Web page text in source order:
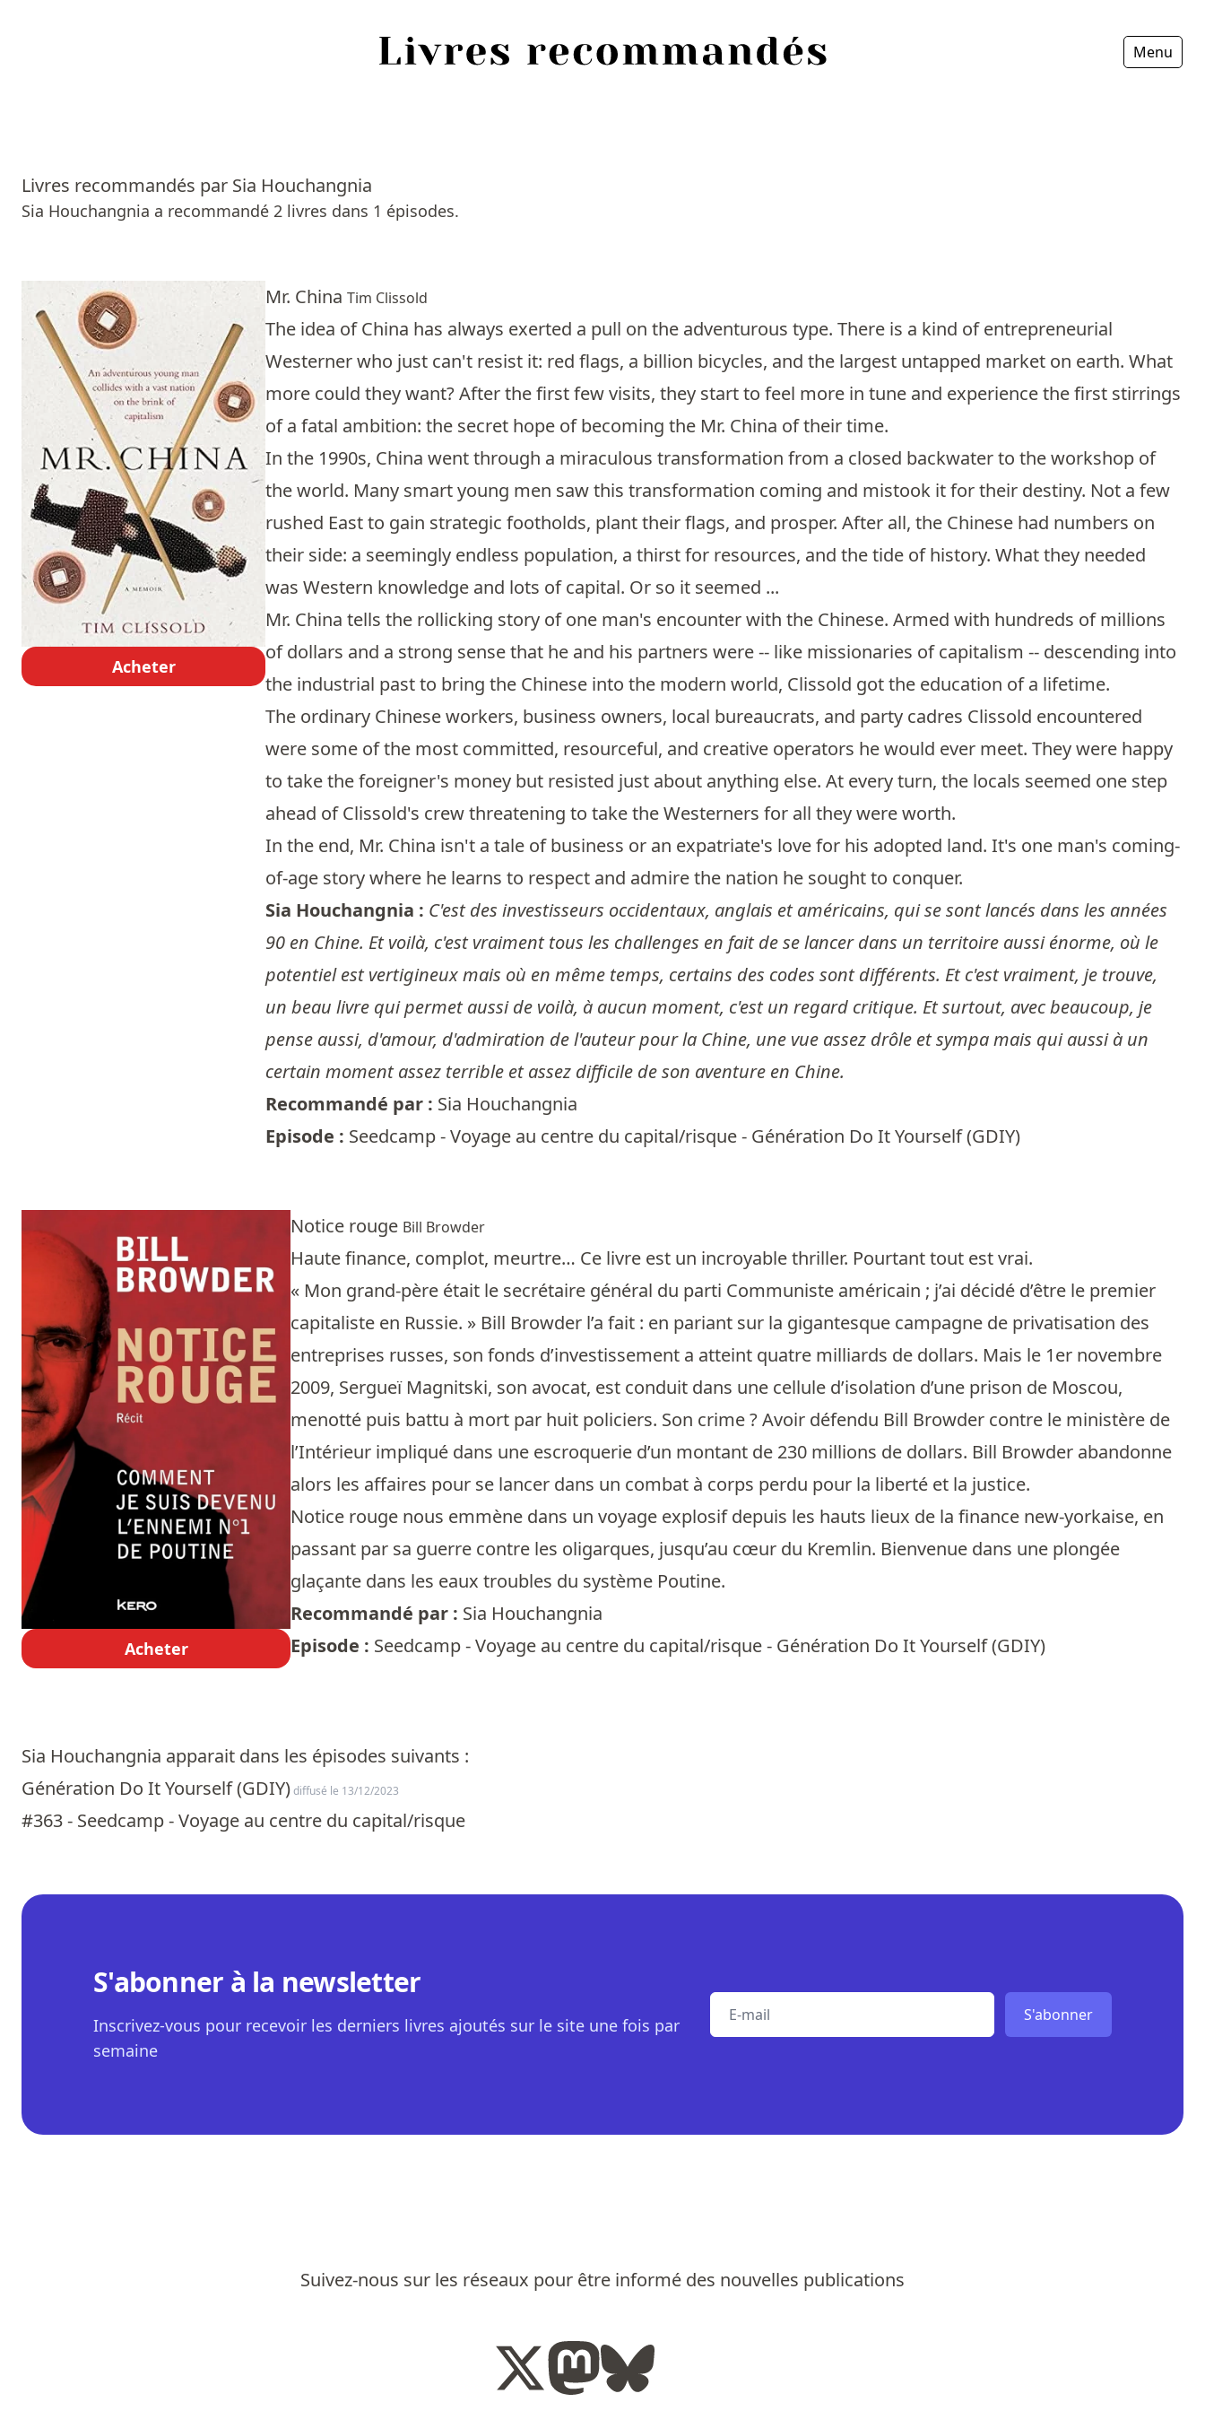
Menu
Livres recommandés par Sia Houchangnia
Sia Houchangnia a recommandé 2 livres dans 1 épisodes.
Acheter
Mr. ChinaTim Clissold
The idea of China has always exerted a pull on the adventurous type. There is a kind of entrepreneurial
Westerner who just can't resist it: red flags, a billion bicycles, and the largest untapped market on earth. What
more could they want? After the first few visits, they start to feel more in tune and experience the first stirrings
of a fatal ambition: the secret hope of becoming the Mr. China of their time.
In the 1990s, China went through a miraculous transformation from a closed backwater to the workshop of
the world. Many smart young men saw this transformation coming and mistook it for their destiny. Not a few
rushed East to gain strategic footholds, plant their flags, and prosper. After all, the Chinese had numbers on
their side: a seemingly endless population, a thirst for resources, and the tide of history. What they needed
was Western knowledge and lots of capital. Or so it seemed ...
Mr. China tells the rollicking story of one man's encounter with the Chinese. Armed with hundreds of millions
of dollars and a strong sense that he and his partners were -- like missionaries of capitalism -- descending into
the industrial past to bring the Chinese into the modern world, Clissold got the education of a lifetime.
The ordinary Chinese workers, business owners, local bureaucrats, and party cadres Clissold encountered
were some of the most committed, resourceful, and creative operators he would ever meet. They were happy
to take the foreigner's money but resisted just about anything else. At every turn, the locals seemed one step
ahead of Clissold's crew threatening to take the Westerners for all they were worth.
In the end, Mr. China isn't a tale of business or an expatriate's love for his adopted land. It's one man's coming-
of-age story where he learns to respect and admire the nation he sought to conquer.
Sia Houchangnia : C'est des investisseurs occidentaux, anglais et américains, qui se sont lancés dans les années
90 en Chine. Et voilà, c'est vraiment tous les challenges en fait de se lancer dans un territoire aussi énorme, où le
potentiel est vertigineux mais où en même temps, certains des codes sont différents. Et c'est vraiment, je trouve,
un beau livre qui permet aussi de voilà, à aucun moment, c'est un regard critique. Et surtout, avec beaucoup, je
pense aussi, d'amour, d'admiration de l'auteur pour la Chine, une vue assez drôle et sympa mais qui aussi à un
certain moment assez terrible et assez difficile de son aventure en Chine.
Recommandé par : Sia Houchangnia
Episode : Seedcamp - Voyage au centre du capital/risque - Génération Do It Yourself (GDIY)
Acheter
Notice rouge Bill Browder
Haute finance, complot, meurtre… Ce livre est un incroyable thriller. Pourtant tout est vrai.
« Mon grand-père était le secrétaire général du parti Communiste américain ; j’ai décidé d’être le premier
capitaliste en Russie. » Bill Browder l’a fait : en pariant sur la gigantesque campagne de privatisation des
entreprises russes, son fonds d’investissement a atteint quatre milliards de dollars. Mais le 1er novembre
2009, Sergueï Magnitski, son avocat, est conduit dans une cellule d’isolation d’une prison de Moscou,
menotté puis battu à mort par huit policiers. Son crime ? Avoir défendu Bill Browder contre le ministère de
l’Intérieur impliqué dans une escroquerie d’un montant de 230 millions de dollars. Bill Browder abandonne
alors les affaires pour se lancer dans un combat à corps perdu pour la liberté et la justice.
Notice rouge nous emmène dans un voyage explosif depuis les hauts lieux de la finance new-yorkaise, en
passant par sa guerre contre les oligarques, jusqu’au cœur du Kremlin. Bienvenue dans une plongée
glaçante dans les eaux troubles du système Poutine.
Recommandé par : Sia Houchangnia
Episode : Seedcamp - Voyage au centre du capital/risque - Génération Do It Yourself (GDIY)
Sia Houchangnia apparait dans les épisodes suivants :
Génération Do It Yourself (GDIY)diffusé le 13/12/2023
#363 - Seedcamp - Voyage au centre du capital/risque
S'abonner à la newsletter
Inscrivez-vous pour recevoir les derniers livres ajoutés sur le site une fois par
semaine
E-mail S'abonner
Sources
Livres
Livres les plus recommandés
Prix littéraires
Suivez-nous sur les réseaux pour être informé des nouvelles publications